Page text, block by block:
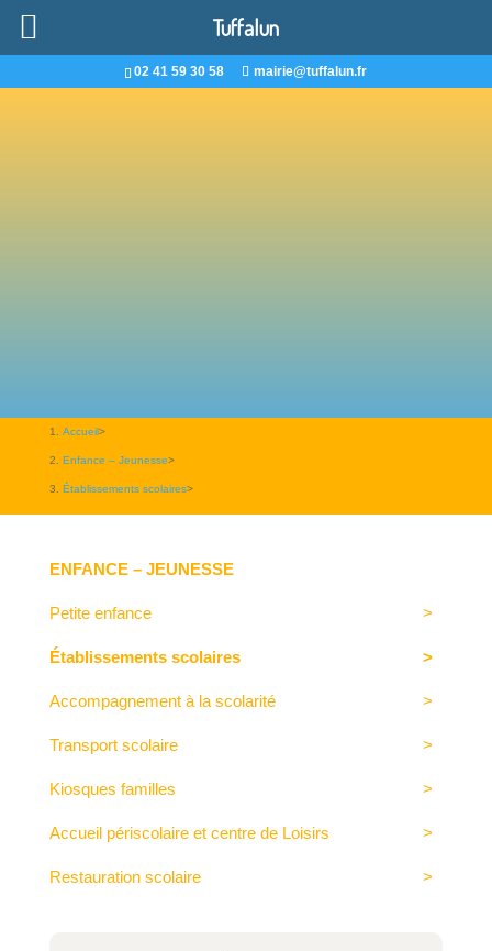
02 41 59 30 58 mairie@tuffalun.fr
Accueil>
Enfance – Jeunesse>
Établissements scolaires>
ENFANCE – JEUNESSE
Petite enfance
Établissements scolaires
Accompagnement à la scolarité
Transport scolaire
Kiosques familles
Accueil périscolaire et centre de Loisirs
Restauration scolaire
Tuffalun